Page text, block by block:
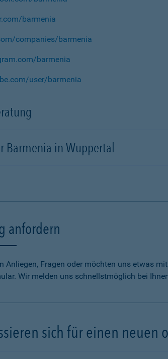
barmenia
companies/barmenia
barmenia
user/barmenia
Barmenia in Wuppertal
anfordern
Anliegen, Fragen oder möchten uns etwas
Wir melden uns schnellstmöglich bei
sich für einen neuen